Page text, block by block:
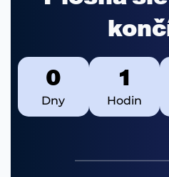
0
Dny
1
Hodin